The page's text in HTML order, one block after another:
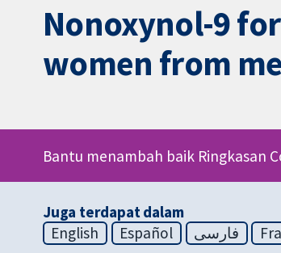
Nonoxynol-9
women from
Bantu menambah baik Ringkasan
Juga terdapat dalam
English
Español فارسی